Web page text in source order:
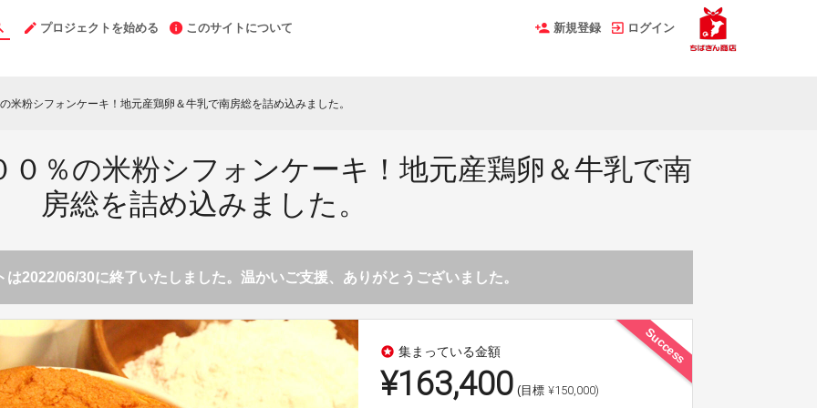
プロジェクトを始める このサイトについて 新規登録 ログイン
米粉シフォンケーキ！地元産鶏卵＆牛乳で南房総を詰め込みました。
％の米粉シフォンケーキ！地元産鶏卵＆牛乳で南
房総を詰め込みました。
は2022/06/30に終了いたしました。温かいご支援、ありがとうございました。
Success
stars 集まっている金額
¥163,400 (目標 ¥150,000)